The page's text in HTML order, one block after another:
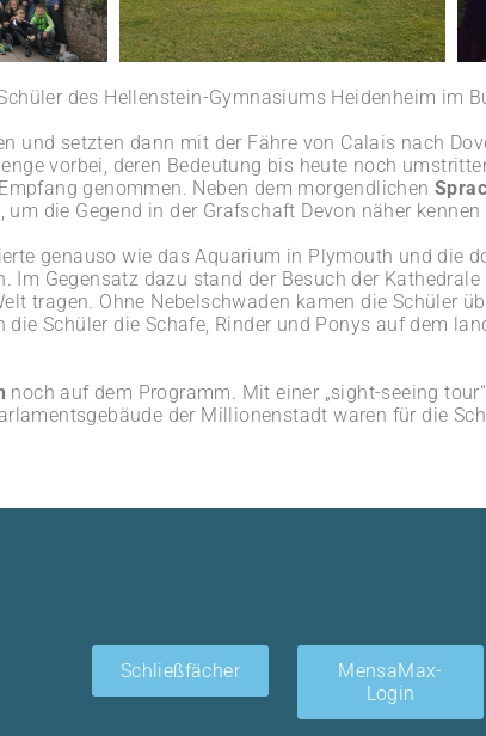
des Hellenstein-Gymnasiums Heidenheim im
und setzten dann mit der Fähre von Calais nach
vorbei, deren Bedeutung bis heute noch
genommen. Neben dem morgendlichen
die Gegend in der Grafschaft Devon näher kennen
genauso wie das Aquarium in Plymouth und die
Gegensatz dazu stand der Besuch der Kathedrale
tragen. Ohne Nebelschwaden kamen die Schüler
Schüler die Schafe, Rinder und Ponys auf dem
noch auf dem Programm. Mit einer „sight-seeing
der Millionenstadt waren für die
Schließfächer
MensaMax-
Login